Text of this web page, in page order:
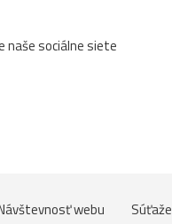
naše sociálne siete
webu Súťaže